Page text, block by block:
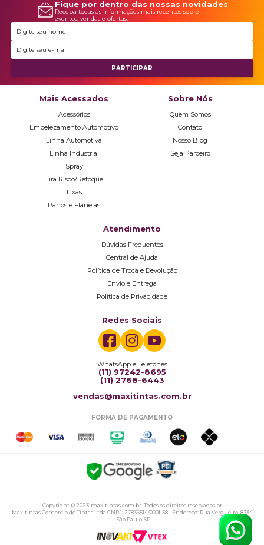
tinta epoxi.
Fique por dentro das nossas novidades
Receba todas as informações mais recentes sobre
eventos, vendas e ofertas.
Mais Acessados
Acessórios
Embelezamento Automotivo
Linha Automotiva
Linha Industrial
Spray
Tira Risco/Retoque
Lixas
Panos e Flanelas
Sobre Nós
Quem Somos
Contato
Nosso Blog
Seja Parceiro
Atendimento
Dúvidas Frequentes
Central de Ajuda
Política de Troca e Devolução
Envio e Entrega
Política de Privacidade
Redes Sociais
WhatsApp e Telefones
(11) 97242-8695
(11) 2768-6443
vendas@maxitintas.com.br
FORMA DE PAGAMENTO
Copyright © 2023-maxitintas.com.br. Todos os direitos reservados.br
Maxitintas Comercio de Tintas Ltda CNPJ: 27836514/0001-38 - Endereço: Rua Vergueiro, 8334
- São Paulo-SP